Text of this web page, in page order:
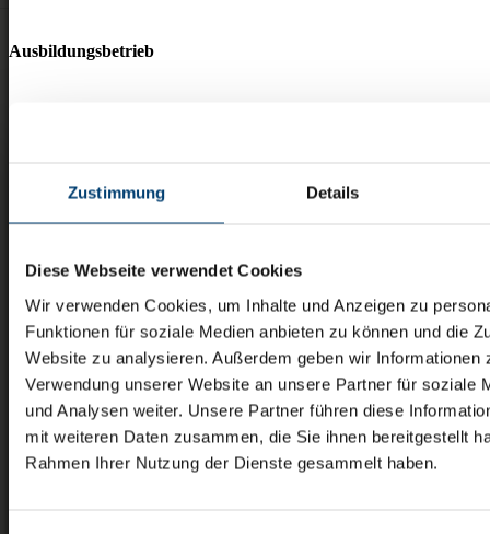
Zustimmung Details
Diese Webseite verwendet Cookies
Wir verwenden Cookies, um Inhalte und Anzeigen zu
Funktionen für soziale Medien anbieten zu können und die
Website zu analysieren. Außerdem geben wir Informationen
Verwendung unserer Website an unsere Partner für soziale
und Analysen weiter. Unsere Partner führen diese
mit weiteren Daten zusammen, die Sie ihnen bereitgestellt
Rahmen Ihrer Nutzung der Dienste gesammelt haben.
Ausbildungsbetrieb
Sozialprojektförderung